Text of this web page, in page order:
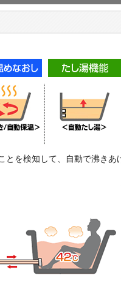
とを検知して、自動で沸きあ